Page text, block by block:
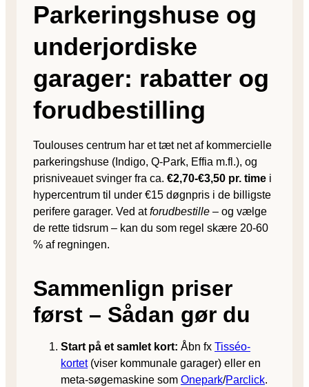
Parkeringshuse og
underjordiske
garager: rabatter og
forudbestilling
Toulouses centrum har et tæt net af kommercielle
parkeringshuse (Indigo, Q-Park, Effia m.fl.), og
prisniveauet svinger fra ca. €2,70-€3,50 pr. time i
hypercentrum til under €15 døgnpris i de billigste
perifere garager. Ved atforudbestille – og vælge
de rette tidsrum – kan du som regel skære 20-60
% af regningen.
Sammenlign priser
først – Sådan gør du
Start på et samlet kort: Åbn fx Tisséo-
kortet(viser kommunale garager) eller en
meta-søgemaskine som Onepark/Parclick.